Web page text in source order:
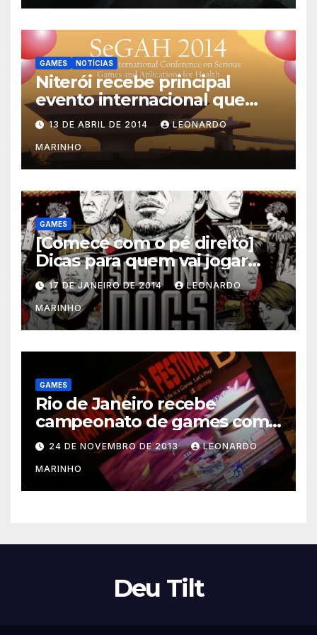
GAMES NOTÍCIAS
Niterói recebe principal
evento internacional que
mescla saúde e jogos
13 DE ABRIL DE 2014 LEONARDO
MARINHO
GAMES
[Comece com o pé direito]
Dicas para quem vai jogar
Sleeping Dogs
17 DE JANEIRO DE 2014 LEONARDO
MARINHO
GAMES
Rio de Janeiro recebe
campeonato de games com
prêmios em dinheiro
24 DE NOVEMBRO DE 2013 LEONARDO
MARINHO
Deu Tilt